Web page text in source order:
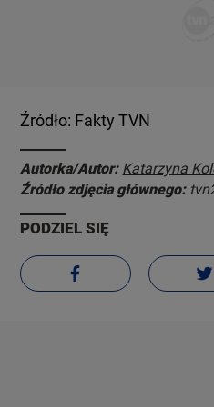
Źródło: Fakty TVN
Autorka/Autor: Katarzyna
Źródło zdjęcia głównego:
PODZIEL SIĘ